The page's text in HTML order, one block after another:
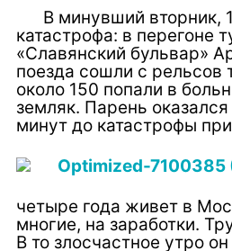
В минувший вторник,
катастрофа: в перегоне
«Славянский бульвар»
поезда сошли с рельсов
около 150 попали в
земляк. Парень
минут до катастрофы
четыре года живет в
многие, на заработки.
В то злосчастное утро